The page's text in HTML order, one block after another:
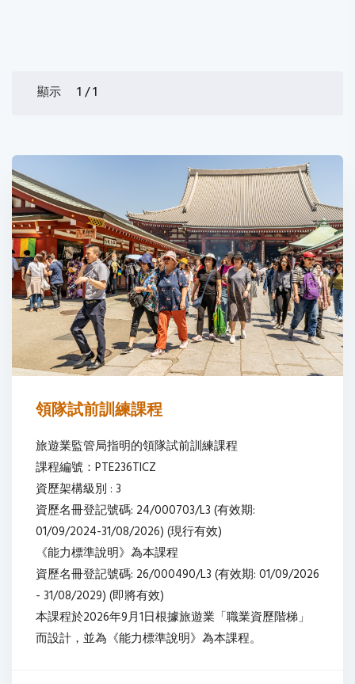
顯示 1 / 1
領隊試前訓練課程
旅遊業監管局指明的領隊試前訓練課程
課程編號：PTE236TICZ
資歷架構級別 : 3
資歷名冊登記號碼: 24/000703/L3 (有效期:
01/09/2024-31/08/2026) (現行有效)
《能力標準說明》為本課程
資歷名冊登記號碼: 26/000490/L3 (有效期: 01/09/2026
- 31/08/2029) (即將有效)
本課程於2026年9月1日根據旅遊業「職業資歷階梯」
而設計，並為《能力標準說明》為本課程。